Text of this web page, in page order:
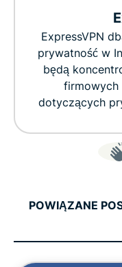
ExpressVPN
prywatność w
będą
firmowych
dotyczących
POWIĄZANE